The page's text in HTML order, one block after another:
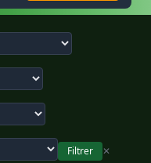
Filtrer
✕